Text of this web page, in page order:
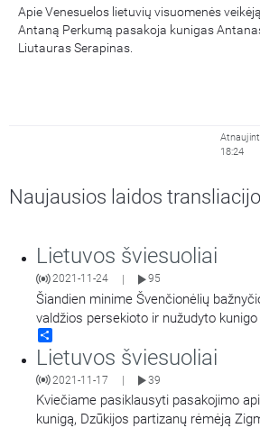
Apie Venesuelos lietuvių visuomenės
Antaną Perkumą pasakoja kunigas
Liutauras Serapinas.
18:24
Naujausios laidos
Lietuvos šviesuoliai
2021-11-24 95
Šiandien minime Švenčionėlių
valdžios persekioto ir nužudyto
Laurinavičiaus 40-ąsias mirties
jo amžininkai pasaoja apie šį iškilų
Lietuvos šviesuoliai
2021-11-17 39
Kviečiame pasiklausyti pasakojimo
kunigą, Dzūkijos partizanų rėmėją